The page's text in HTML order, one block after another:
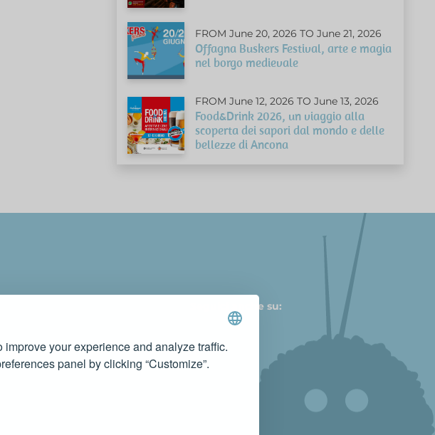
your experience and analyze traffic.
panel by clicking “Customize”.
FROM June 20, 2026 TO June 21, 2026
Offagna Buskers Festival, arte e magia
nel borgo medievale
FROM June 12, 2026 TO June 13, 2026
Food&Drink 2026, un viaggio alla
scoperta dei sapori dal mondo e delle
bellezze di Ancona
Seguici anche su: